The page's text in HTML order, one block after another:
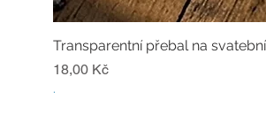
Transparentní přebal na
Cena
18,00 Kč
.